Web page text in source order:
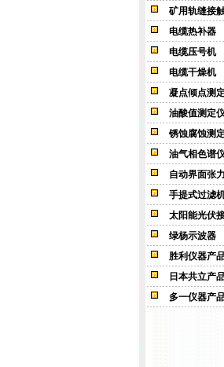
矿用轨缝接
电缆热补器
电缆压号机
电缆干燥机
凝点倾点测
油酸值测定
锈蚀腐蚀测
油气相色谱
自动界面张
手提式过滤
太阳能光伏
绿杨示波器
胜利仪器产
日本共立产
多一仪器产